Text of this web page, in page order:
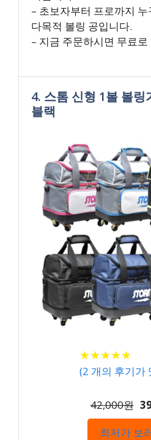
– 초보자부터 프로까지
다목적 볼링 공입니다.
– 지금 주문하시면 무료
4. 스톰 신형 1볼 볼
블랙
★★★★★
★★★★★
(2 개의 후기가
42,000원
최저가 보